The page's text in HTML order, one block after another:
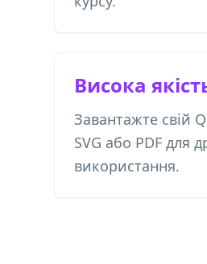
Висока
Завантажте свій
SVG або PDF для
використання.